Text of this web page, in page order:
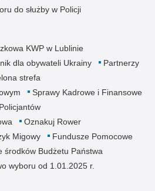
do służby w Policji
KWP w Lublinie
dla obywateli Ukrainy
Partnerzy
strefa
Sprawy Kadrowe i Finansowe
Oznakuj Rower
Migowy
Fundusze Pomocowe
środków Budżetu Państwa
wyboru od 1.01.2025 r.